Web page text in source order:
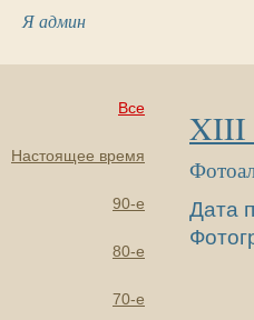
Я админ
Все
Настоящее время
90-е
80-е
70-е
XIII
Дата